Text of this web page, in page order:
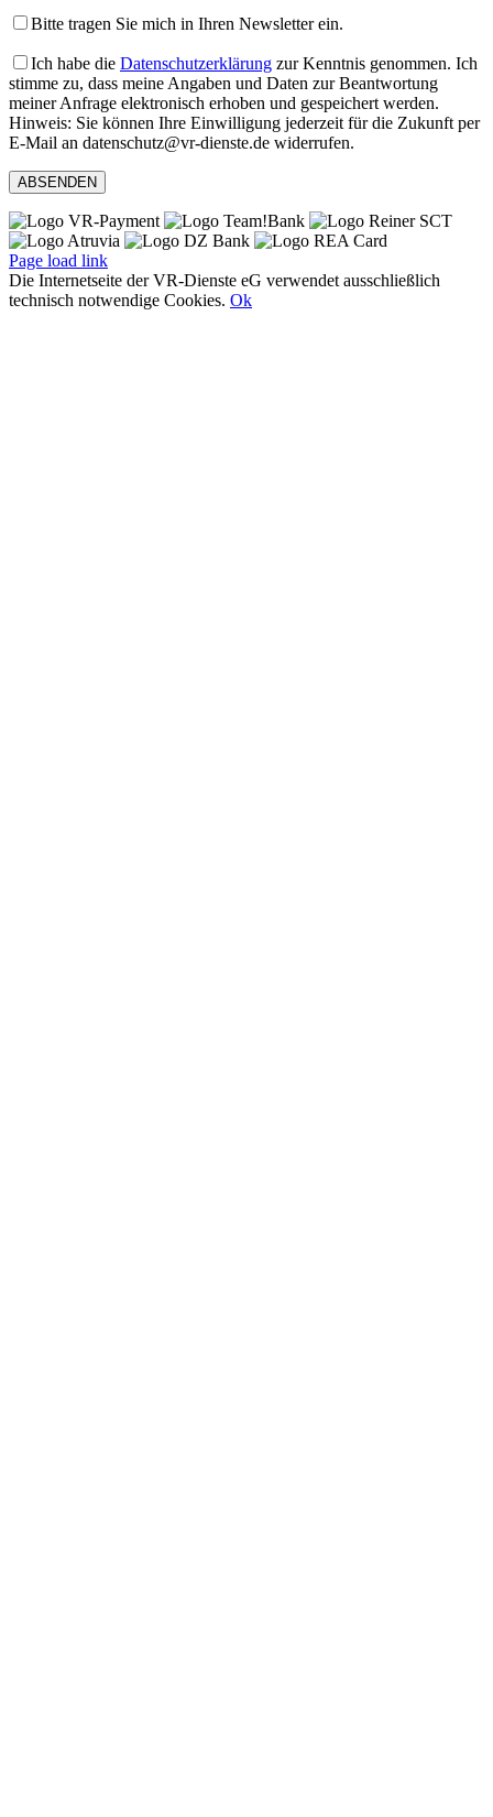
Bitte tragen Sie mich in Ihren Newsletter ein.
Ich habe die Datenschutzerklärung zur Kenntnis genommen. Ich
stimme zu, dass meine Angaben und Daten zur Beantwortung
meiner Anfrage elektronisch erhoben und gespeichert werden.
Hinweis: Sie können Ihre Einwilligung jederzeit für die Zukunft per
E-Mail an datenschutz@vr-dienste.de widerrufen.
Page load link
Die Internetseite der VR-Dienste eG verwendet ausschließlich
technisch notwendige Cookies. Ok